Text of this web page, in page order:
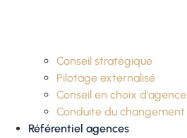
Conseil stratégique
Pilotage externalisé
Conseil en choix d’agence
Conduite du changement
Référentiel agences